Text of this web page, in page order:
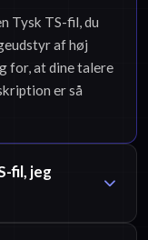
Tysk TS-fil, du
af høj
for, at dine talere
er så
fil, jeg